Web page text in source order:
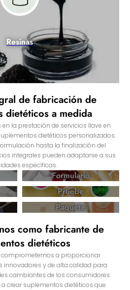
Resinas
de fabricación de
dietéticos a medida
la prestación de servicios llave en
dietéticos personalizados.
hasta la finalización del
integrales pueden adaptarse a sus
específicas.
Formulario
Pruebe
Paquete
como fabricante de
dietéticos
comprometemos a proporcionar
innovadores y de alta calidad para
cambiantes de los consumidores.
crear suplementos dietéticos que